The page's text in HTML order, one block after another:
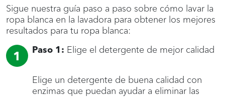
Sigue nuestra guía paso a paso sobre cómo lavar la
ropa blanca en la lavadora para obtener los mejores
resultados para tu ropa blanca:
Paso 1: Elige el detergente de mejor calidad
Elige un detergente de buena calidad con
enzimas que puedan ayudar a eliminar las